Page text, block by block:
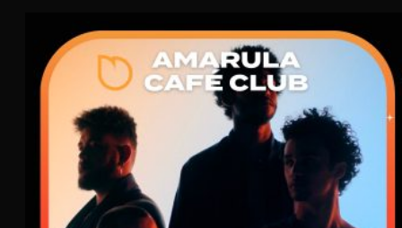
Amarula Café Club
Electro Pop